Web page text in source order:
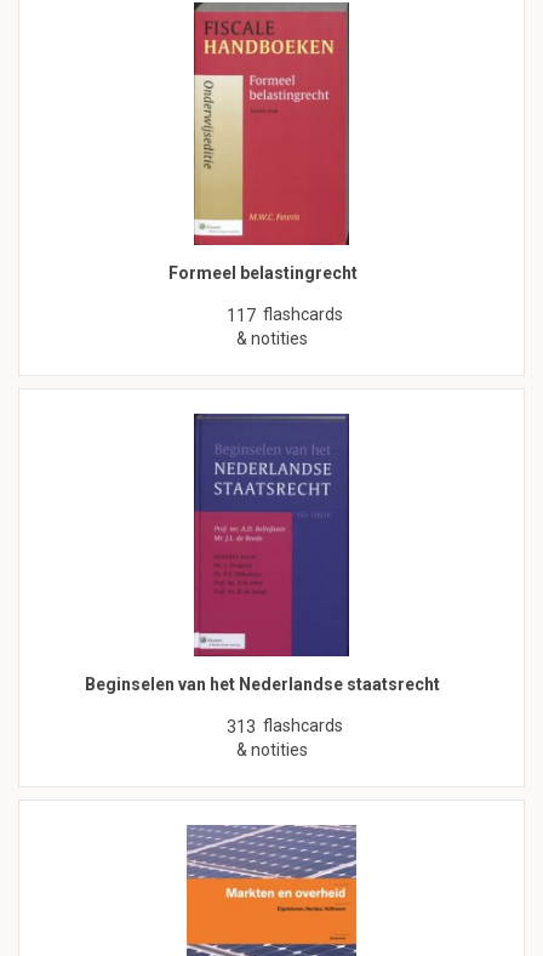
Formeel belastingrecht
117 flashcards
& notities
Beginselen van het Nederlandse staatsrecht
313 flashcards
& notities